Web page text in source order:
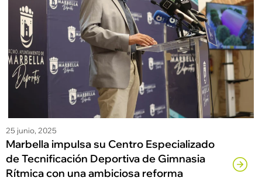
25 junio, 2025
Marbella impulsa su Centro Especializado
de Tecnificación Deportiva de Gimnasia
Rítmica con una ambiciosa reforma